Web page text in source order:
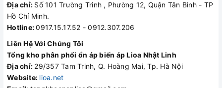
Địa chỉ: Số 101 Trường Trinh , Phường 12, Quận Tân Bình - TP
Hồ Chí Minh.
Hotline:0917.15.17.52 - 0912.307.206
Liên Hệ Với Chúng Tôi
Tổng kho phân phối ổn áp biến áp Lioa Nhật Linh
Địa chỉ: 29/357 Tam Trinh, Q. Hoàng Mai, Tp. Hà Nội
Website: lioa.net